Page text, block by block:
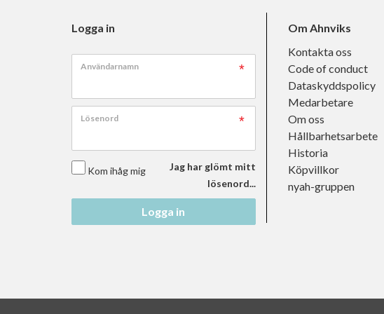
Logga in
Användarnamn
Lösenord
Kom ihåg mig
Jag har glömt mitt
lösenord...
Logga in
Om Ahnviks
Kontakta oss
Code of conduct
Dataskyddspolicy
Medarbetare
Om oss
Hållbarhetsarbete
Historia
Köpvillkor
nyah-gruppen